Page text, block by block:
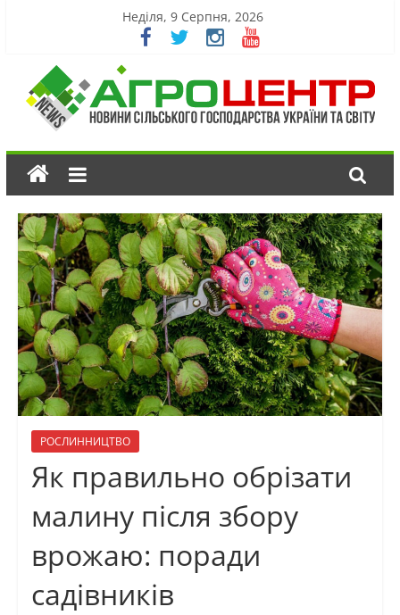
Неділя, 9 Серпня, 2026
РОСЛИННИЦТВО
Як правильно обрізати
малину після збору
врожаю: поради
садівників